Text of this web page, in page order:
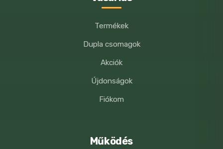
kalcium 0,7%
Tápértékkel rendelkező
Termékek
Dupla csomagok
Akciók
Újdonságok
Fiókom
Működés